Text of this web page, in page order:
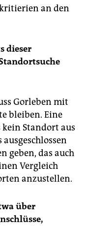
an den
dieser
Gorleben mit
bleiben. Eine
kein Standort aus
geben, das auch
Vergleich
anzustellen.
über